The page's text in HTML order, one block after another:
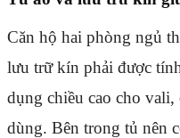
Căn hộ hai phòng ngủ
lưu trữ kín phải được
dụng chiều cao cho
dùng. Bên trong tủ nên